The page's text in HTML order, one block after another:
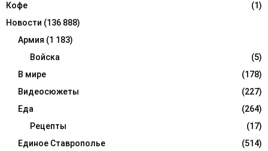
Кофе
(1)
Новости (136 888)
Армия (1 183)
Войска
(5)
В мире
(178)
Видеосюжеты
(227)
Еда
(264)
Рецепты
(17)
Единое Ставрополье
(514)